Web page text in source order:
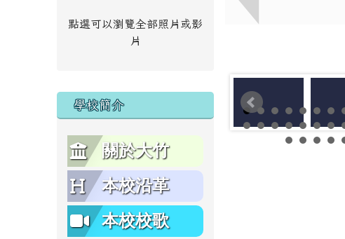
點選可以瀏覽全部照片或影
片
學校簡介
關於大竹
本校沿革
本校校歌